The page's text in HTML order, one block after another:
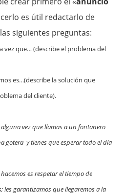
es útil redactarlo de
siguientes preguntas:
vez que… (describe el problema del
es…(describe la solución que
del cliente).
alguna vez que llamas a un fontanero
gotera y tienes que esperar todo el día
es respetar el tiempo de
les garantizamos que llegaremos a la